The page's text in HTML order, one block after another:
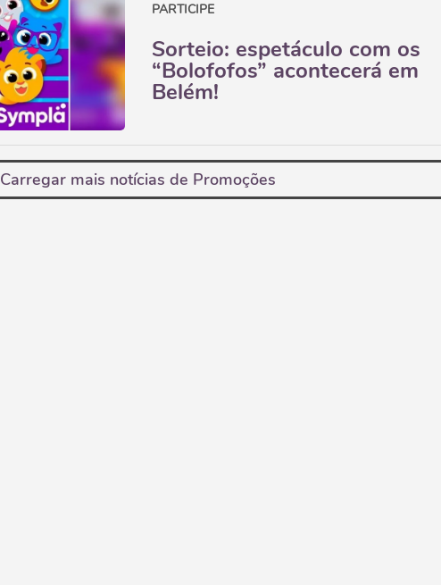
PARTICIPE
Sorteio: espetáculo com os
“Bolofofos” acontecerá em
Belém!
Carregar mais notícias de Promoções